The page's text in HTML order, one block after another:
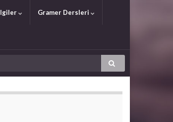
Gramer Dersleri